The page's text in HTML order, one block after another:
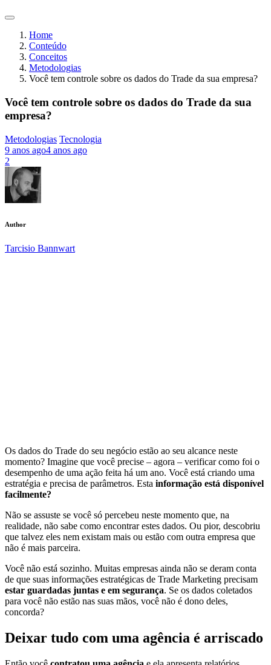
Home
Conteúdo
Conceitos
Metodologias
Você tem controle sobre os dados do Trade da sua empresa?
Você tem controle sobre os dados do Trade da sua
empresa?
Metodologias Tecnologia
9 anos ago4 anos ago
2
Author
Tarcisio Bannwart
Os dados do Trade do seu negócio estão ao seu alcance neste
momento? Imagine que você precise – agora – verificar como foi o
desempenho de uma ação feita há um ano. Você está criando uma
estratégia e precisa de parâmetros. Esta informação está disponível
facilmente?
Não se assuste se você só percebeu neste momento que, na
realidade, não sabe como encontrar estes dados. Ou pior, descobriu
que talvez eles nem existam mais ou estão com outra empresa que
não é mais parceira.
Você não está sozinho. Muitas empresas ainda não se deram conta
de que suas informações estratégicas de Trade Marketing precisam
estar guardadas juntas e em segurança. Se os dados coletados
para você não estão nas suas mãos, você não é dono deles,
concorda?
Deixar tudo com uma agência é arriscado